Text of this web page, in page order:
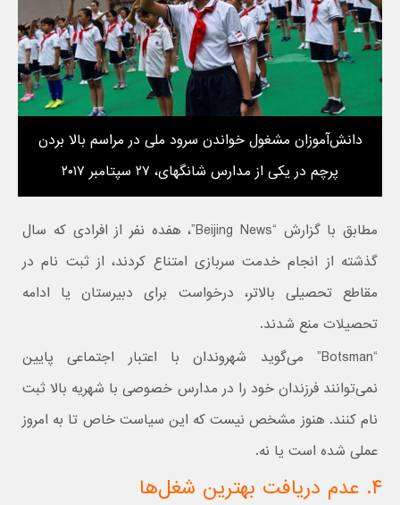
دانش‌آموزان مشغول خواندن سرود ملی در مراسم بالا بردن
پرچم در یکی از مدارس شانگهای، ۲۷ سپتامبر ۲۰۱۷
مطابق با گزارش “Beijing News”، هفده نفر از افرادی که سال
گذشته از انجام خدمت سربازی امتناع کردند، از ثبت نام در
مقاطع تحصیلی بالاتر، درخواست برای دبیرستان یا ادامه
تحصیلات منع شدند.
“Botsman” می‌گوید شهروندان با اعتبار اجتماعی پایین
نمی‌توانند فرزندان خود را در مدارس خصوصی با شهریه بالا ثبت
نام کنند. هنوز مشخص نیست که این سیاست خاص تا به امروز
عملی شده است یا نه.
۴. عدم دریافت بهترین شغل‌ها